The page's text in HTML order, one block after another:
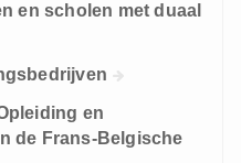
en scholen met duaal
en
de Frans-Belgische